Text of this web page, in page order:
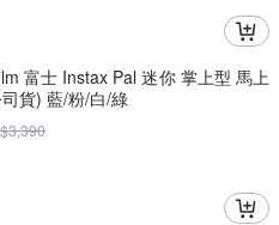
富士 Instax Pal 迷你 掌上型 馬上
貨) 藍/粉/白/綠
$3,390